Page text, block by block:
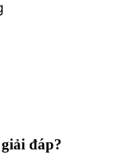
đáp?